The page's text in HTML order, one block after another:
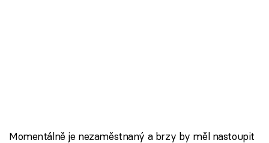
Sledujte prima+
Momentálně je nezaměstnaný a brzy by měl nastoupit